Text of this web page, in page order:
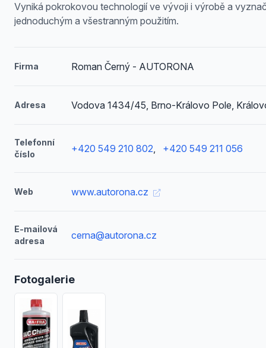
Vyniká pokrokovou technologií ve vývoji i výrobě a
jednoduchým a všestranným použitím.
Firma Roman Černý - AUTORONA
Adresa Vodova 1434/45, Brno-Královo Pole,
Telefonní
číslo
+420 549 210 802, +420 549 211 056
Web www.autorona.cz
E-mailová
adresa
cerna@autorona.cz
Fotogalerie